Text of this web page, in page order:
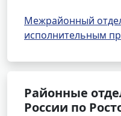
Межрайонный
исполнительным
Районные
России по